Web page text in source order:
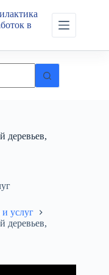
в
деревьев,
услуг
деревьев,